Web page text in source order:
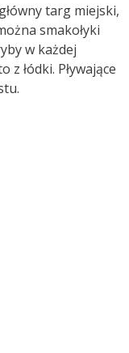
targ miejski,
smakołyki
w każdej
łódki. Pływające